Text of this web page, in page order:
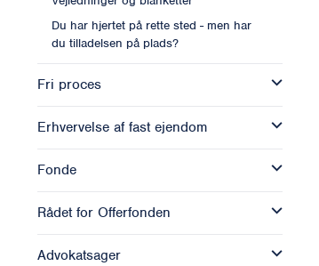
Du har hjertet på rette sted - men har
du tilladelsen på plads?
Fri proces
Erhvervelse af fast ejendom
Fonde
Rådet for Offerfonden
Advokatsager